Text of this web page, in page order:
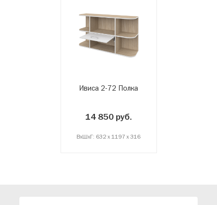
Ивиса 2-72 Полка
14 850 руб.
ВxШxГ: 632 x 1197 x 316